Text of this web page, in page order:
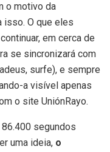
o motivo da
isso. O que eles
em cerca de
se sincronizará com
surfe), e sempre
a visível apenas
o site UniónRayo.
86.400 segundos
uma ideia, o